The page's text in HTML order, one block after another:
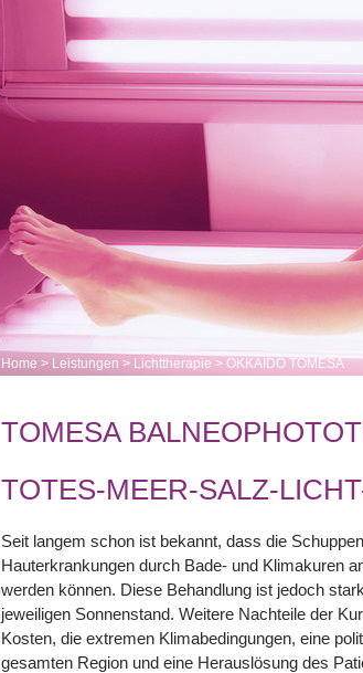
Home > Leistungen > Lichttherapie > OKKAIDO TOMESA
TOMESA
TOTES-MEER-SALZ-
Seit langem schon ist bekannt, dass die
Hauterkrankungen durch Bade- und Klimakuren
werden können. Diese Behandlung ist jedoch
jeweiligen Sonnenstand. Weitere Nachteile der
Kosten, die extremen Klimabedingungen, eine
gesamten Region und eine Herauslösung des